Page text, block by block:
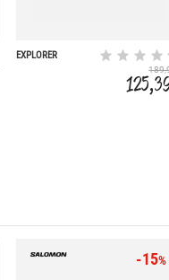
EXPLORER
-15%